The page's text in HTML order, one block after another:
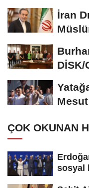
İran
DİSK/
ÇOK OKUNAN
sosyal